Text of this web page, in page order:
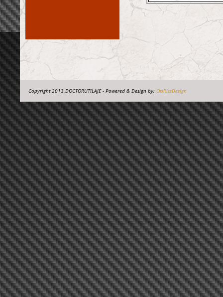
Copyright 2013.DOCTORUTILAJE - Powered & Design by: OsiRissDesign